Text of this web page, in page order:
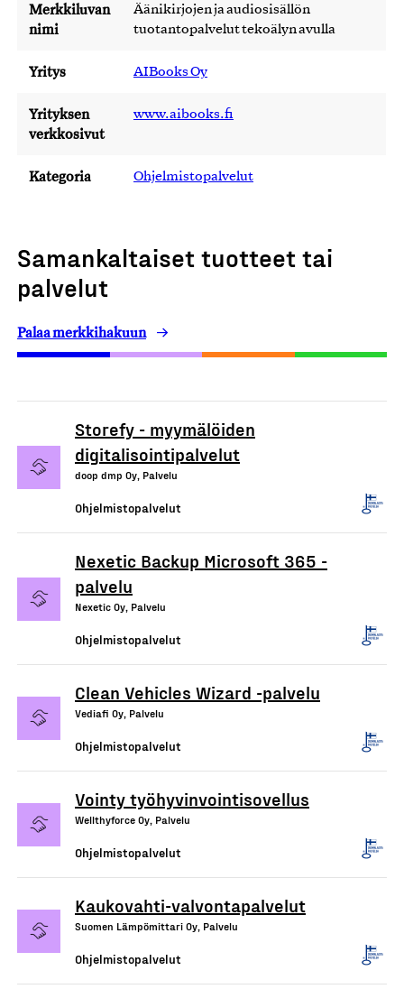
Merkkiluvan
nimi
Äänikirjojen ja audiosisällön
tuotantopalvelut tekoälyn avulla
Yritys AIBooks Oy
Yrityksen
verkkosivut
www.aibooks.fi
Kategoria Ohjelmistopalvelut
Samankaltaiset tuotteet tai
palvelut
Palaa merkkihakuun
Storefy - myymälöiden
digitalisointipalvelut
doop dmp Oy, Palvelu
Ohjelmistopalvelut
Nexetic Backup Microsoft 365 -
palvelu
Nexetic Oy, Palvelu
Ohjelmistopalvelut
Clean Vehicles Wizard -palvelu
Vediafi Oy, Palvelu
Ohjelmistopalvelut
Vointy työhyvinvointisovellus
Wellthyforce Oy, Palvelu
Ohjelmistopalvelut
Kaukovahti-valvontapalvelut
Suomen Lämpömittari Oy, Palvelu
Ohjelmistopalvelut